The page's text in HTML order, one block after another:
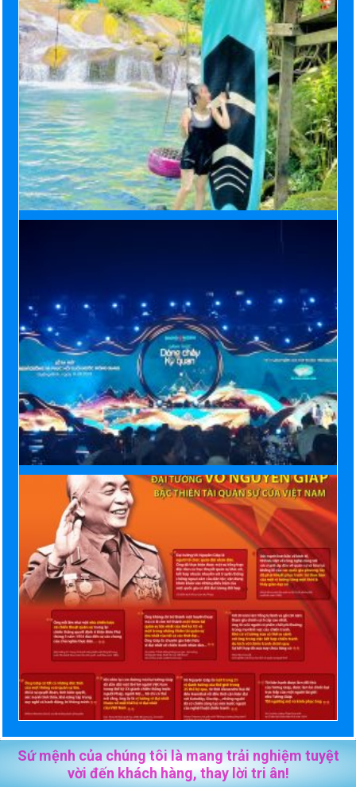
Sứ mệnh của chúng tôi là mang trải nghiệm tuyệt
vời đến khách hàng, thay lời tri ân!